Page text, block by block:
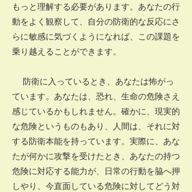
もっと理解する必要があります。あなたの行
動をよく観察して、自分の防衛的な反応にさ
らに敏感に気づくようになれば、この課題を
乗り越えることができます。
防衛に入っているとき、あなたは怖がっ
ています。あなたは、恐れ、生命の危険さえ
感じているかもしれません。確かに、現実的
な危険というものもあり、人間は、それに対
する防衛本能を持っています。実際に、あな
たが何かに攻撃を受けたとき、あなたの持つ
危険に対応する能力が、日常の行動を脇へ押
しやり、今直面している危険に対してどう対